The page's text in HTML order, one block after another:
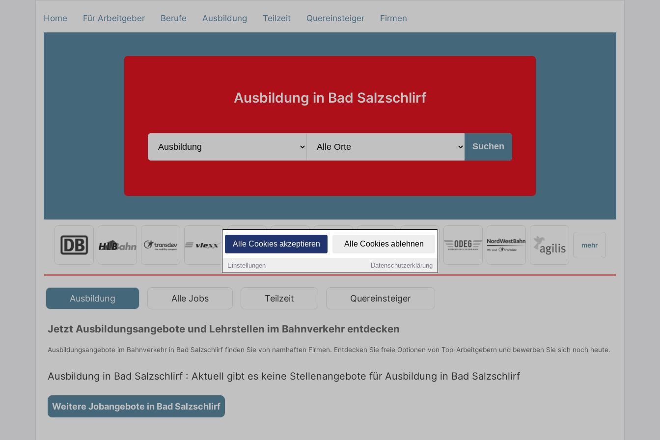
Alle Cookies akzeptieren Alle Cookies ablehnen
Einstellungen Datenschutzerklärung
Home Für Arbeitgeber Berufe Ausbildung Teilzeit Quereinsteiger Firmen
Ausbildung in Bad Salzschlirf
Suchen
mehr
Ausbildung Alle Jobs Teilzeit Quereinsteiger
Jetzt Ausbildungsangebote und Lehrstellen im Bahnverkehr entdecken
Ausbildungsangebote im Bahnverkehr in Bad Salzschlirf finden Sie von namhaften Firmen. Entdecken Sie freie Optionen von Top-Arbeitgebern und bewerben Sie sich noch heute.
Ausbildung in Bad Salzschlirf : Aktuell gibt es keine Stellenangebote für Ausbildung in Bad Salzschlirf
Weitere Jobangebote in Bad Salzschlirf